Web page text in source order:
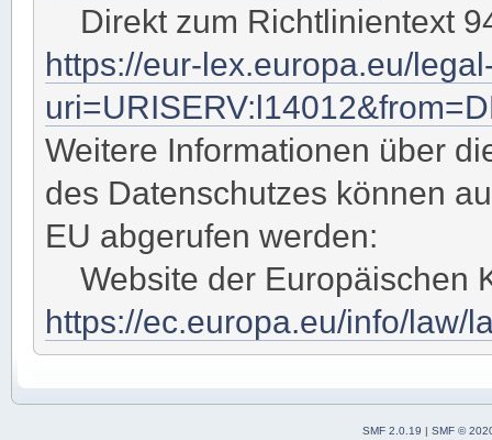
Direkt zum Richtlinientext
https://eur-lex.europa.eu/
Weitere Informationen über
des Datenschutzes können
EU abgerufen werden:
Website der Europäischen
https://ec.europa.eu/info/law/
SMF 2.0.19 |SMF ©